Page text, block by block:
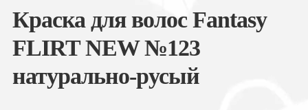
Краска для волос Fantasy
FLIRT NEW №123
натурально-русый